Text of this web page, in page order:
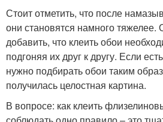
Стоит отметить, что после
они становятся намного тяжелее.
добавить, что клеить обои
подгоняя их друг к другу. Если
нужно подбирать обои таким
получилась целостная картина.
В вопросе: как клеить